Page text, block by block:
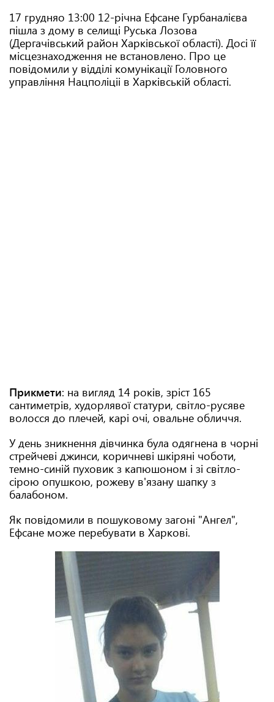
17 грудняо 13:00 12-річна Ефсане Гурбаналієва
пішла з дому в селищі Руська Лозова
(Дергачівський район Харківської області). Досі її
місцезнаходження не встановлено. Про це
повідомили у відділі комунікації Головного
управління Нацполіціі в Харківській області.
Прикмети: на вигляд 14 років, зріст 165
сантиметрів, худорлявої статури, світло-русяве
волосся до плечей, карі очі, овальне обличчя.
У день зникнення дівчинка була одягнена в чорні
стрейчеві джинси, коричневі шкіряні чоботи,
темно-синій пуховик з капюшоном і зі світло-
сірою опушкою, рожеву в'язану шапку з
балабоном.
Як повідомили в пошуковому загоні "Ангел",
Ефсане може перебувати в Харкові.